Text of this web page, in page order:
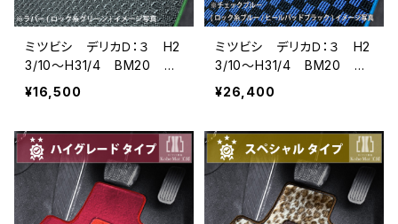
ミツビシ デリカＤ：３ H2
3/10〜H31/4 BM20 7
人乗 フロアマット一式
カーマット 防水 ラバー
¥16,500
ミツビシ デリカＤ：３ H2
3/10〜H31/4 BM20 7
人乗 フロアマット一式
カーマット スタンダードタ
¥26,400